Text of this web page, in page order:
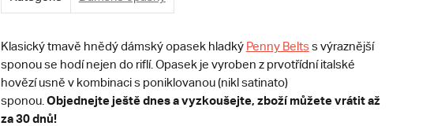
Klasický tmavě hnědý dámský opasek hladký Penny Belts s výraznější
sponou se hodí nejen do riflí. Opasek je vyroben z prvotřídní italské
hovězí usně v kombinaci s poniklovanou (nikl satinato)
sponou. Objednejte ještě dnes a vyzkoušejte, zboží můžete vrátit až
za 30 dnů!